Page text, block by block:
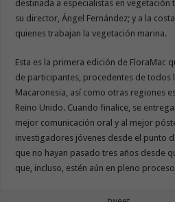
destinada a especialistas en
su director, Ángel Fernández; y a la
quienes trabajan la vegetación marina.
Esta es la primera edición de FloraMac
de participantes, procedentes de todos
Macaronesia, así como otras regiones
Reino Unido. Cuando finalice, se
mejor comunicación oral y al mejor
investigadores jóvenes desde el punto
que no hayan pasado tres años desde
que, incluso, estén aún en pleno